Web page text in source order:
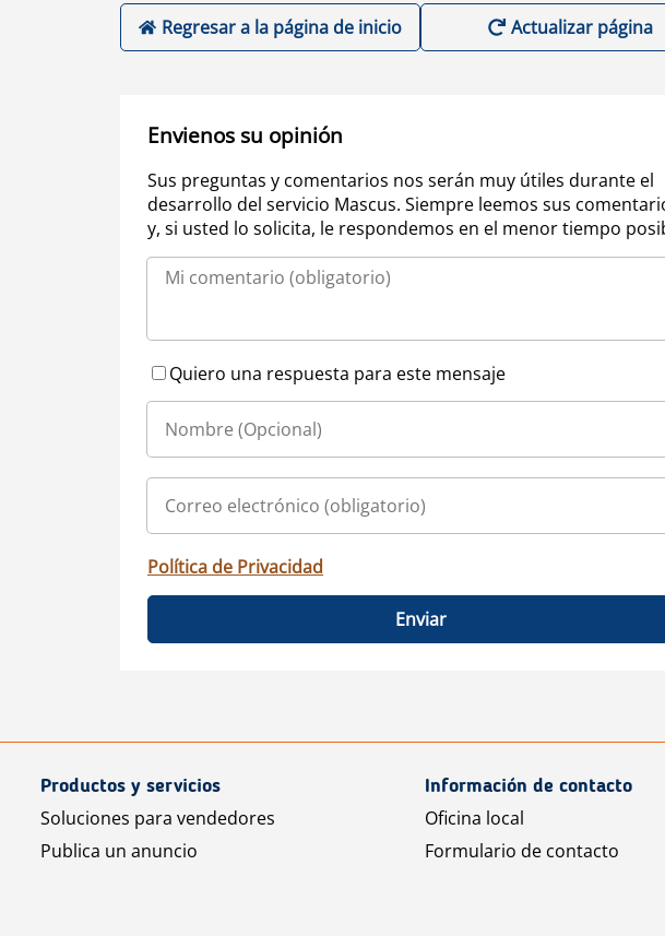
Regresar a la página de inicio Actualizar página
Envienos su opinión
Sus preguntas y comentarios nos serán muy útiles durante el
desarrollo del servicio Mascus. Siempre leemos sus
y, si usted lo solicita, le respondemos en el menor tiempo
Quiero una respuesta para este mensaje
Política de Privacidad
Enviar
Productos y servicios
Soluciones para vendedores
Publica un anuncio
Información de contacto
Oficina local
Formulario de contacto